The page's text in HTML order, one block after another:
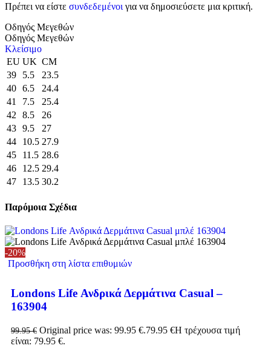
Πρέπει να είστε συνδεδεμένοι για να δημοσιεύσετε μια κριτική.
Οδηγός Μεγεθών
Οδηγός Μεγεθών
Κλείσιμο
EU UK CM
39
5.5
23.5
40 6.5
24.4
41
7.5
25.4
42
8.5
26
43 9.5
27
44
10.5 27.9
45
11.5 28.6
46
12.5 29.4
47
13.5 30.2
Παρόμοια Σχέδια
-20%
Προσθήκη στη λίστα επιθυμιών
Londons Life Ανδρικά Δερμάτινα Casual –
163904
99.95€ Original price was: 99.95 €.79.95 €Η τρέχουσα τιμή
είναι: 79.95 €.